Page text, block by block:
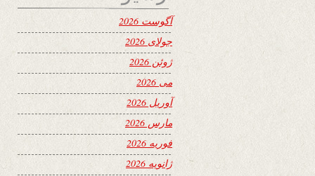
آگوست 2026
جولای 2026
ژوئن 2026
می 2026
آوریل 2026
مارس 2026
فوریه 2026
ژانویه 2026